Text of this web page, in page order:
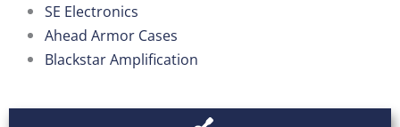
SE Electronics
Ahead Armor Cases
Blackstar Amplification